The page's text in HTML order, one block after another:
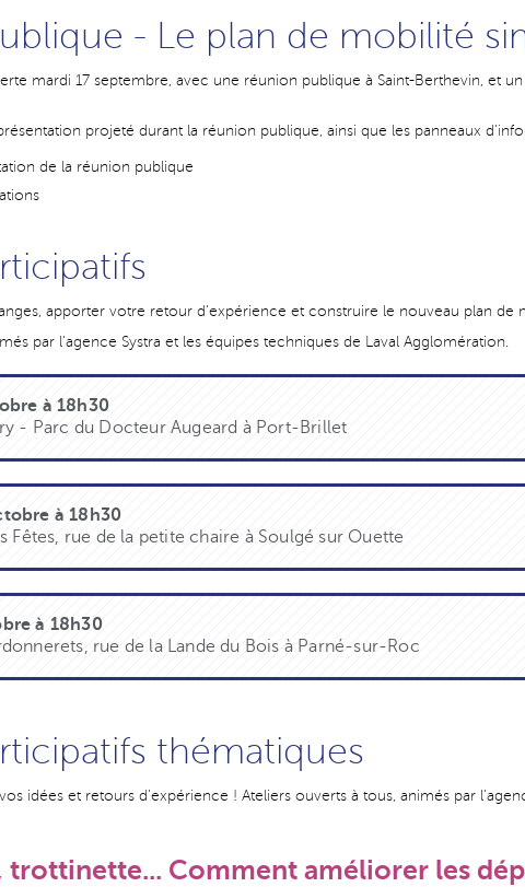
- Le plan de mobilité
mardi 17 septembre, avec une réunion publique à Saint-Berthevin, et
projeté durant la réunion publique, ainsi que les panneaux
de la réunion publique
apporter votre retour d'expérience et construire le nouveau plan de
par l'agence Systra et les équipes techniques de Laval Agglomération.
à 18h30
- Parc du Docteur Augeard à Port-Brillet
à 18h30
Fêtes, rue de la petite chaire à Soulgé sur Ouette
à 18h30
rue de la Lande du Bois à Parné-sur-Roc
thématiques
idées et retours d'expérience ! Ateliers ouverts à tous, animés par
trottinette... Comment améliorer les